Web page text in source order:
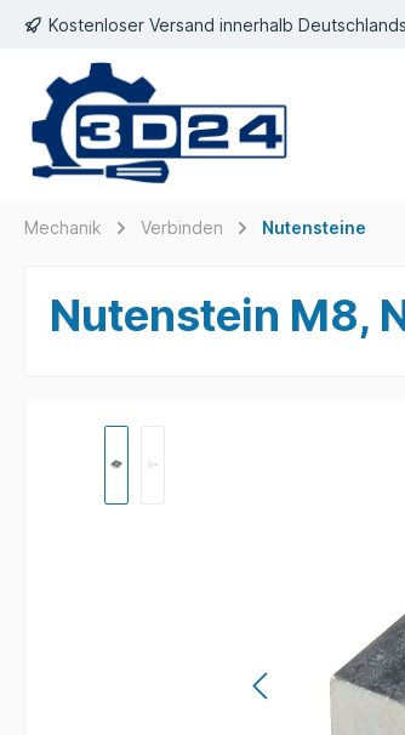
springen
Kostenloser Versand innerhalb
Mechanik Verbinden Nutensteine
Nutenstein M8,